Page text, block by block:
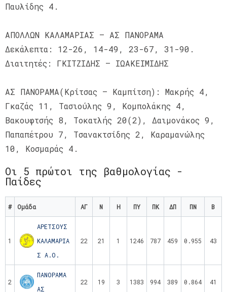
Παυλίδης 4.
ΑΠΟΛΛΩΝ ΚΑΛΑΜΑΡΙΑΣ – ΑΣ ΠΑΝΟΡΑΜΑ
Δεκάλεπτα: 12-26, 14-49, 23-67, 31-90.
Διαιτητές: ΓΚΙΤΖΙΔΗΣ – ΙΩΑΚΕΙΜΙΔΗΣ
ΑΣ ΠΑΝΟΡΑΜΑ(Κρίτσας – Καμπίτση): Μακρής 4,
Γκαζάς 11, Τασιούλης 9, Κομπολάκης 4,
Βακουφτσής 8, Τοκατλής 20(2), Δαιμονάκος 9,
Παπαπέτρου 7, Τσανακτσίδης 2, Καραμανώλης
10, Κοσμαράς 4.
Οι 5 πρώτοι της βαθμολογίας -
Παίδες
# Ομάδα ΑΓ Ν Η ΠΥ ΠΚ ΔΠ ΠΝ Β
1
ΑΡΕΤΣΟΥΣ
ΚΑΛΑΜΑΡΙΑ
Σ Α.Ο.
22 21 1 1246 787 459 0.955 43
2
ΠΑΝΟΡΑΜΑ
ΑΣ
22 19 3 1383 994 389 0.864 41